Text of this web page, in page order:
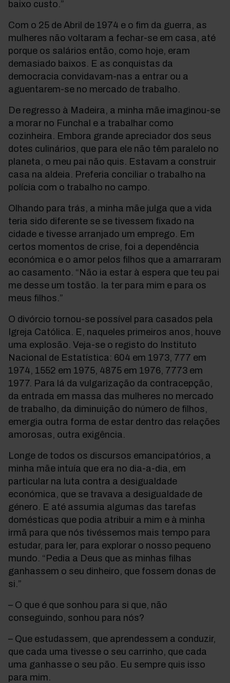
baixo custo.”
Com o 25 de Abril de 1974 e o fim da guerra, as
mulheres não voltaram a fechar-se em casa, até
porque os salários então, como hoje, eram
demasiado baixos. E as conquistas da
democracia convidavam-nas a entrar ou a
aguentarem-se no mercado de trabalho.
De regresso à Madeira, a minha mãe imaginou-se
a morar no Funchal e a trabalhar como
cozinheira. Embora grande apreciador dos seus
dotes culinários, que para ele não têm paralelo no
planeta, o meu pai não quis. Estavam a construir
casa na aldeia. Preferia conciliar o trabalho na
polícia com o trabalho no campo.
Olhando para trás, a minha mãe julga que a vida
teria sido diferente se se tivessem fixado na
cidade e tivesse arranjado um emprego. Em
certos momentos de crise, foi a dependência
económica e o amor pelos filhos que a amarraram
ao casamento. “Não ia estar à espera que teu pai
me desse um tostão. Ia ter para mim e para os
meus filhos.”
O divórcio tornou-se possível para casados pela
Igreja Católica. E, naqueles primeiros anos, houve
uma explosão. Veja-se o registo do Instituto
Nacional de Estatística: 604 em 1973, 777 em
1974, 1552 em 1975, 4875 em 1976, 7773 em
1977. Para lá da vulgarização da contracepção,
da entrada em massa das mulheres no mercado
de trabalho, da diminuição do número de filhos,
emergia outra forma de estar dentro das relações
amorosas, outra exigência.
Longe de todos os discursos emancipatórios, a
minha mãe intuía que era no dia-a-dia, em
particular na luta contra a desigualdade
económica, que se travava a desigualdade de
género. E até assumia algumas das tarefas
domésticas que podia atribuir a mim e à minha
irmã para que nós tivéssemos mais tempo para
estudar, para ler, para explorar o nosso pequeno
mundo. “Pedia a Deus que as minhas filhas
ganhassem o seu dinheiro, que fossem donas de
si.”
– O que é que sonhou para si que, não
conseguindo, sonhou para nós?
– Que estudassem, que aprendessem a conduzir,
que cada uma tivesse o seu carrinho, que cada
uma ganhasse o seu pão. Eu sempre quis isso
para mim.